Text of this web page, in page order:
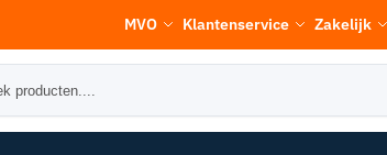
MVO Klantenservice Zakelijk